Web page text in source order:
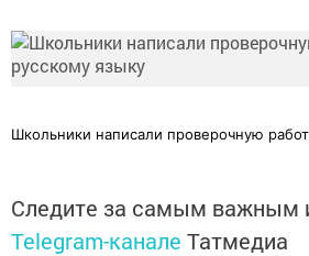
Школьники написали проверочную
Следите за самым важным
Telegram-канале Татмедиа